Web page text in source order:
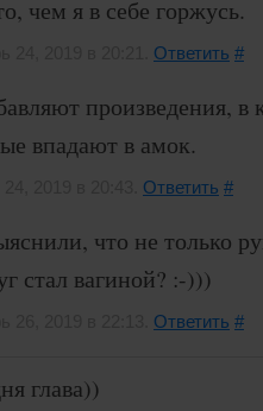
чем я в себе горжусь.
Ответить #
произведения, в
впадают в амок.
Ответить #
что не только
стал вагиной? :-)))
Ответить #
глава))